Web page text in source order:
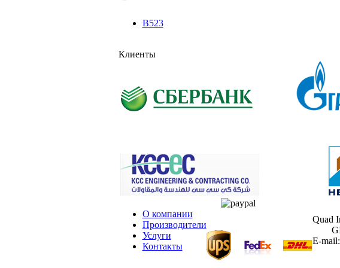
B523
Клиенты
О компании
Производители
Услуги
Контакты
Quad
E-mail: